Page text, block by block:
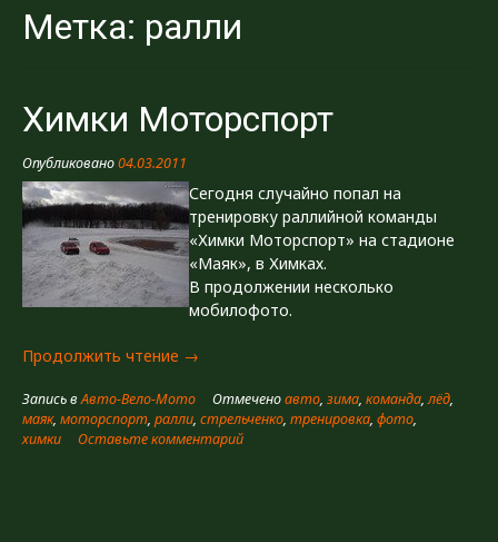
Метка: ралли
Химки Моторспорт
Опубликовано04.03.2011
Сегодня случайно попал на
тренировку раллийной команды
«Химки Моторспорт» на стадионе
«Маяк», в Химках.
В продолжении несколько
мобилофото.
Продолжить чтение «Химки
→
Запись вАвто-Вело-Мото Отмеченоавто, зима, команда,лёд,
маяк, моторспорт, ралли, стрельченко, тренировка, фото,
химки
Оставьте комментарий